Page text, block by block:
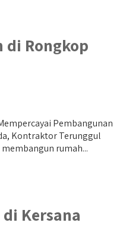
di Rongkop
Pembangunan
Kontraktor Terunggul
rumah...
Kersana